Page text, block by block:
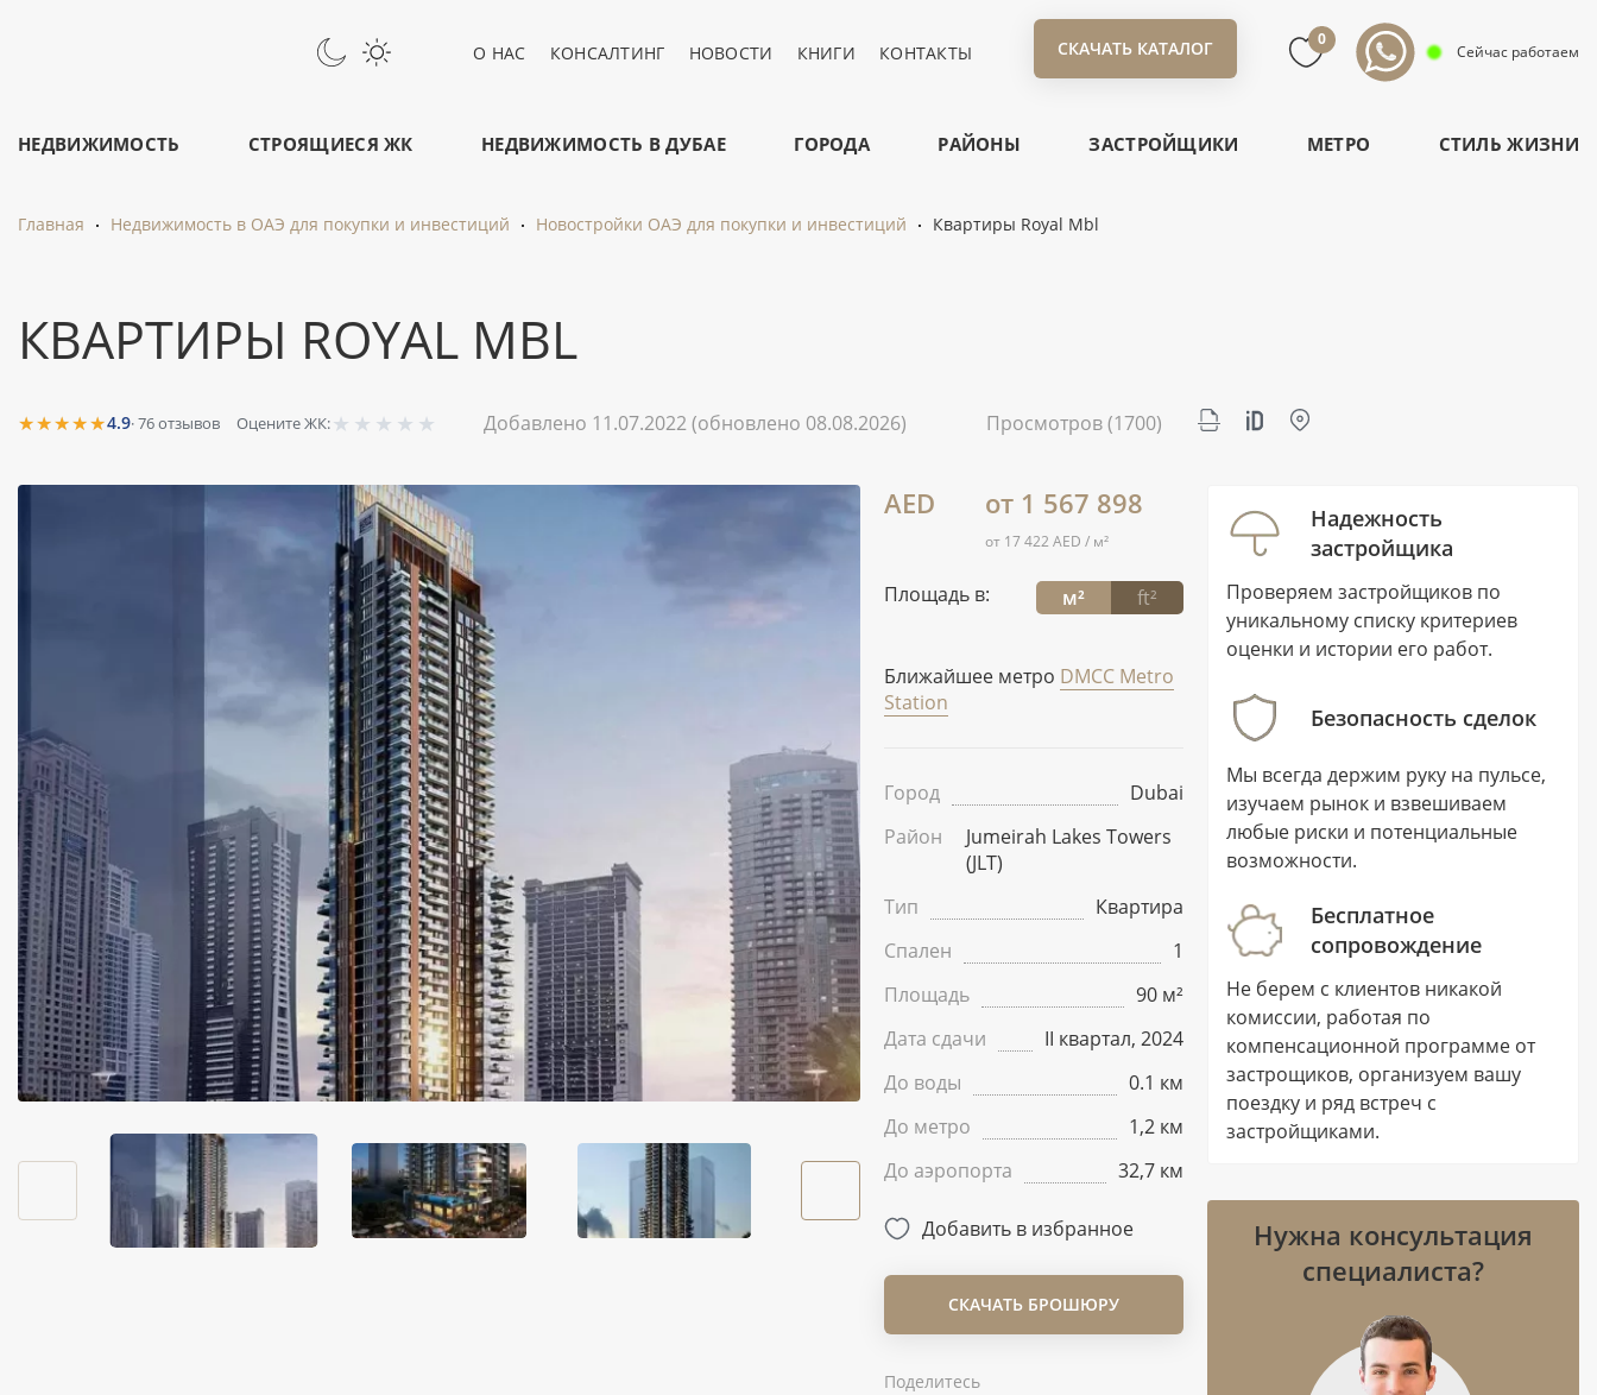
О НАС КОНСАЛТИНГ НОВОСТИ КНИГИ КОНТАКТЫ СКАЧАТЬ КАТАЛОГ 0
Сейчас работаем
НЕДВИЖИМОСТЬ СТРОЯЩИЕСЯ ЖК НЕДВИЖИМОСТЬ В ДУБАЕ ГОРОДА РАЙОНЫ ЗАСТРОЙЩИКИ МЕТРО СТИЛЬ ЖИЗНИ
Главная Недвижимость в ОАЭ для покупки и инвестиций Новостройки ОАЭ для покупки и инвестиций Квартиры Royal Mbl
КВАРТИРЫ ROYAL MBL
★★★★★4.9·76отзывов Оцените ЖК:★ ★ ★ ★ ★ Добавлено 11.07.2022(обновлено 08.08.2026) Просмотров(1700)
AED от 1 567 898
от 17 422 AED / м²
Площадь в: м² ft²
Ближайшее метро DMCC Metro
Station
Город
Dubai
Район
Jumeirah Lakes Towers
(JLT)
Тип
Квартира
Спален
1
Площадь
90 м²
Дата сдачи
II квартал, 2024
До воды
0.1 км
До метро
1,2 км
До аэропорта
32,7 км
Добавить в избранное
СКАЧАТЬ БРОШЮРУ
Поделитесь
Надежность
застройщика
Проверяем застройщиков по
уникальному списку критериев
оценки и истории его работ.
Безопасность сделок
Мы всегда держим руку на пульсе,
изучаем рынок и взвешиваем
любые риски и потенциальные
возможности.
Бесплатное
сопровождение
Не берем с клиентов никакой
комиссии, работая по
компенсационной программе от
застрощиков, организуем вашу
поездку и ряд встреч с
застройщиками.
Нужна консультация
специалиста?